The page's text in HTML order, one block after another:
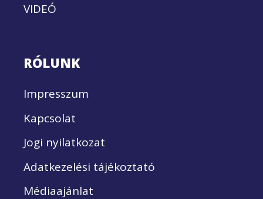
VIDEÓ
RÓLUNK
Impresszum
Kapcsolat
Jogi nyilatkozat
Adatkezelési tájékoztató
Médiaajánlat